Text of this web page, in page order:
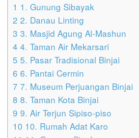
1 1. Gunung Sibayak
2 2. Danau Linting
3 3. Masjid Agung Al-Mashun
4 4. Taman Air Mekarsari
5 5. Pasar Tradisional Binjai
6 6. Pantai Cermin
7 7. Museum Perjuangan Binjai
8 8. Taman Kota Binjai
9 9. Air Terjun Sipiso-piso
10 10. Rumah Adat Karo